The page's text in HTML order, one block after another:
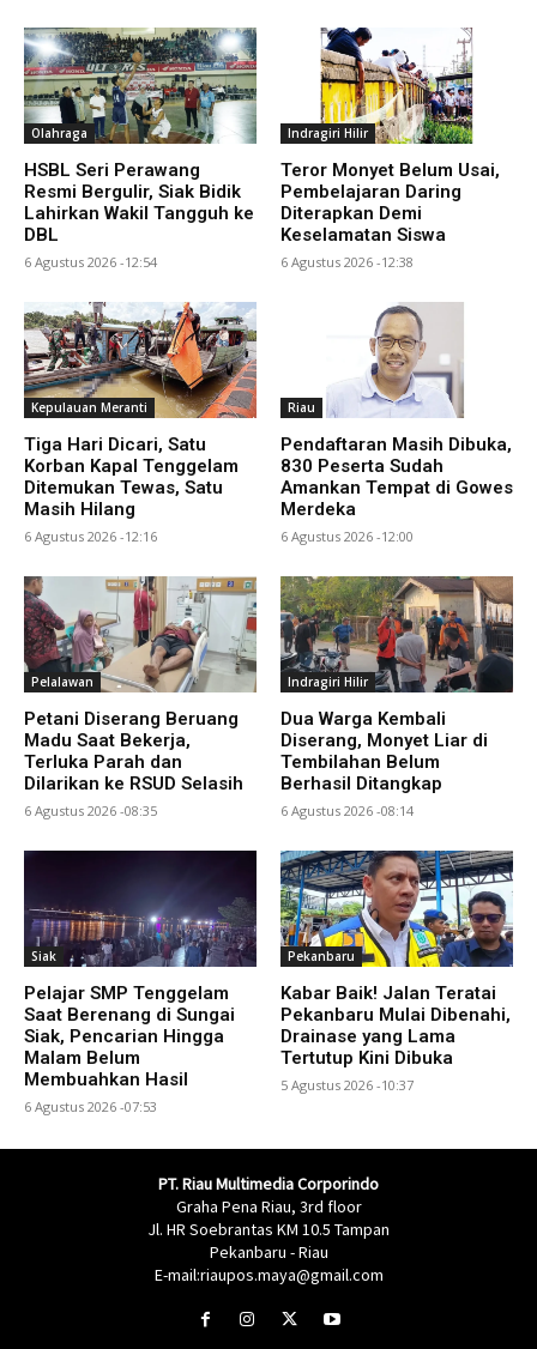
Olahraga
HSBL Seri Perawang
Resmi Bergulir, Siak Bidik
Lahirkan Wakil Tangguh ke
DBL
6 Agustus 2026 -12:54
Indragiri Hilir
Teror Monyet Belum Usai,
Pembelajaran Daring
Diterapkan Demi
Keselamatan Siswa
6 Agustus 2026 -12:38
Kepulauan Meranti
Tiga Hari Dicari, Satu
Korban Kapal Tenggelam
Ditemukan Tewas, Satu
Masih Hilang
6 Agustus 2026 -12:16
Riau
Pendaftaran Masih Dibuka,
830 Peserta Sudah
Amankan Tempat di Gowes
Merdeka
6 Agustus 2026 -12:00
Pelalawan
Petani Diserang Beruang
Madu Saat Bekerja,
Terluka Parah dan
Dilarikan ke RSUD Selasih
6 Agustus 2026 -08:35
Indragiri Hilir
Dua Warga Kembali
Diserang, Monyet Liar di
Tembilahan Belum
Berhasil Ditangkap
6 Agustus 2026 -08:14
Siak
Pelajar SMP Tenggelam
Saat Berenang di Sungai
Siak, Pencarian Hingga
Malam Belum
Membuahkan Hasil
6 Agustus 2026 -07:53
Pekanbaru
Kabar Baik! Jalan Teratai
Pekanbaru Mulai Dibenahi,
Drainase yang Lama
Tertutup Kini Dibuka
5 Agustus 2026 -10:37
PT. Riau Multimedia Corporindo
Graha Pena Riau, 3rd floor
Jl. HR Soebrantas KM 10.5 Tampan
Pekanbaru - Riau
E-mail:riaupos.maya@gmail.com